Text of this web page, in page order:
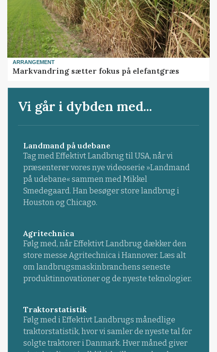
ARRANGEMENT
Markvandring sætter fokus på elefantgræs
Vi går i dybden med...
Landmand på udebane
Tag med Effektivt Landbrug til USA, når vi
præsenterer vores nye videoserie »Landmand
på udebane« sammen med Mikkel
Smedegaard. Han besøger store landbrug i
Houston og Chicago.
Agritechnica
Følg med, når Effektivt Landbrug dækker den
store messe Agritechnica i Hannover. Læs alt
om landbrugsmaskinbranchens seneste
produktinnovationer og de nyeste teknologier.
Traktorstatistik
Følg med i Effektivt Landbrugs månedlige
traktorstatistik, hvor vi samler de nyeste tal for
solgte traktorer i Danmark. Hver måned giver